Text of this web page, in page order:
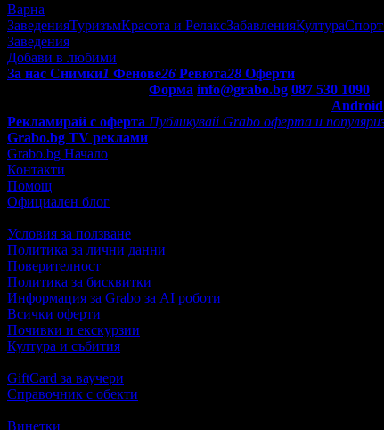
Варна
ЗаведенияТуризъмКрасота и РелаксЗабавленияКултура
Заведения
Добави в любими
За нас Снимки1 Фенове26 Ревюта28 Оферти
Форма info@grabo.bg 087 530 1090
Android
Рекламирай с оферта Публикувай Grabo оферта и
Grabo.bg TV реклами
Grabo.bg Начало
Контакти
Помощ
Официален блог
Условия за ползване
Политика за лични данни
Поверителност
Политика за бисквитки
Информация за Grabo за AI роботи
Всички оферти
Почивки и екскурзии
Култура и събития
GiftCard за ваучери
Справочник с обекти
Винетки